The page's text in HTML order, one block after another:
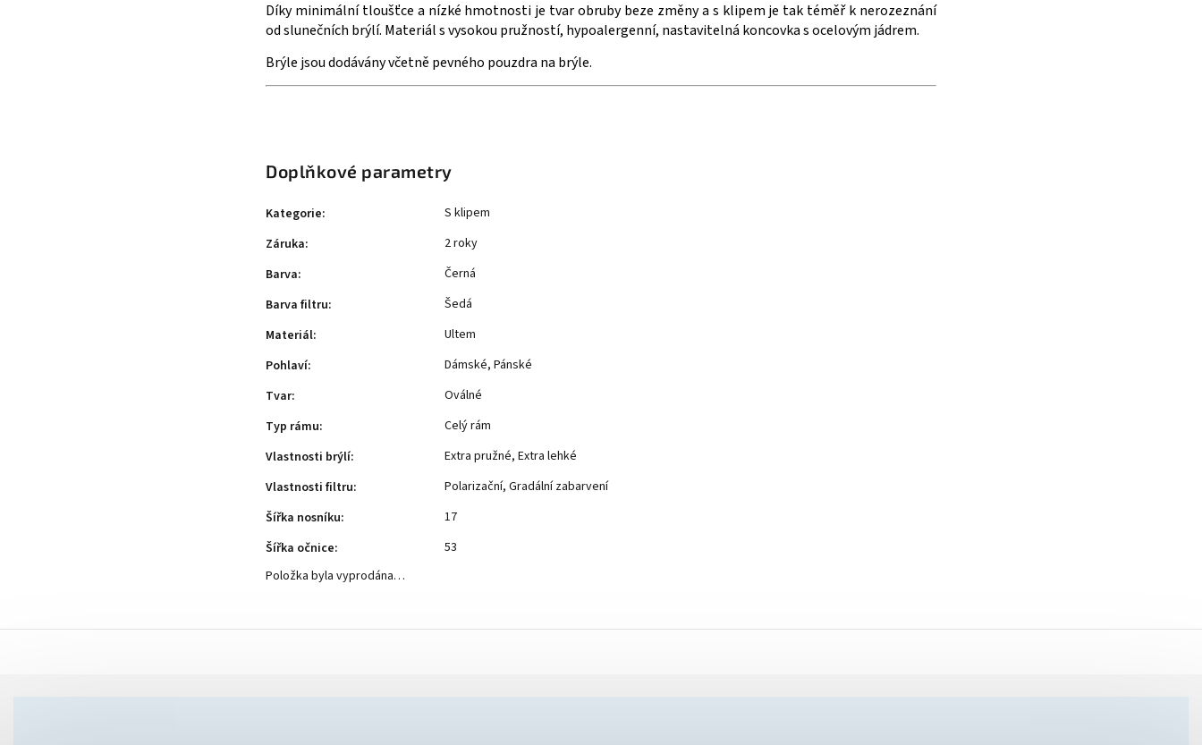
Díky minimální tloušťce a nízké hmotnosti je tvar obruby beze změny a s klipem je tak téměř k nerozeznání
od slunečních brýlí. Materiál s vysokou pružností, hypoalergenní, nastavitelná koncovka s ocelovým jádrem.
Brýle jsou dodávány včetně pevného pouzdra na brýle.
Doplňkové parametry
Kategorie:
S klipem
Záruka:
2 roky
Barva:
Černá
Barva filtru:
Šedá
Materiál:
Ultem
Pohlaví:
Dámské, Pánské
Tvar:
Oválné
Typ rámu:
Celý rám
Vlastnosti brýlí:
Extra pružné, Extra lehké
Vlastnosti filtru:
Polarizační, Gradální zabarvení
Šířka nosníku:
17
Šířka očnice:
53
Položka byla vyprodána…